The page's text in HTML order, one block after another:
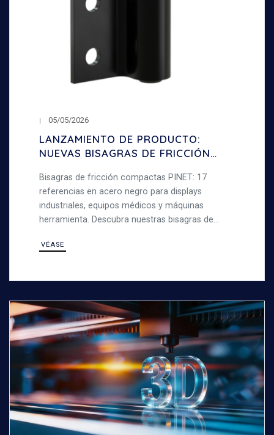
05/05/2026
LANZAMIENTO DE PRODUCTO:
NUEVAS BISAGRAS DE FRICCIÓN
Bisagras de fricción compactas PINET: 17
referencias en acero negro para displays
industriales, equipos médicos y máquinas
herramienta. Descubra nuestras bisagras de
VÉASE